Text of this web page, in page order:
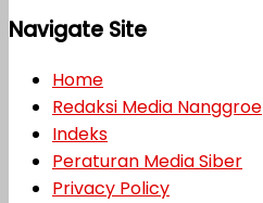
Navigate Site
Home
Redaksi Media Nanggroe
Indeks
Peraturan Media Siber
Privacy Policy